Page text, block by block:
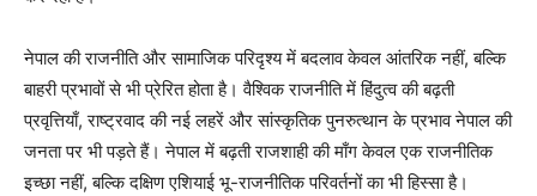
नेपाल की राजनीति और सामाजिक परिदृश्य में बदलाव केवल आंतरिक नहीं, बल्कि
बाहरी प्रभावों से भी प्रेरित होता है। वैश्विक राजनीति में हिंदुत्व की बढ़ती
प्रवृत्तियाँ, राष्ट्रवाद की नई लहरें और सांस्कृतिक पुनरुत्थान के प्रभाव नेपाल की
जनता पर भी पड़ते हैं। नेपाल में बढ़ती राजशाही की माँग केवल एक राजनीतिक
इच्छा नहीं, बल्कि दक्षिण एशियाई भू-राजनीतिक परिवर्तनों का भी हिस्सा है।